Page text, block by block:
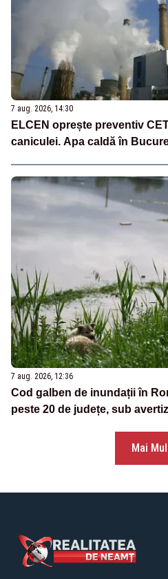
7 aug. 2026, 14:30
ELCEN oprește preventiv
caniculei. Apa caldă în
7 aug. 2026, 12:36
Cod galben de inundații în
peste 20 de județe, sub
Mai